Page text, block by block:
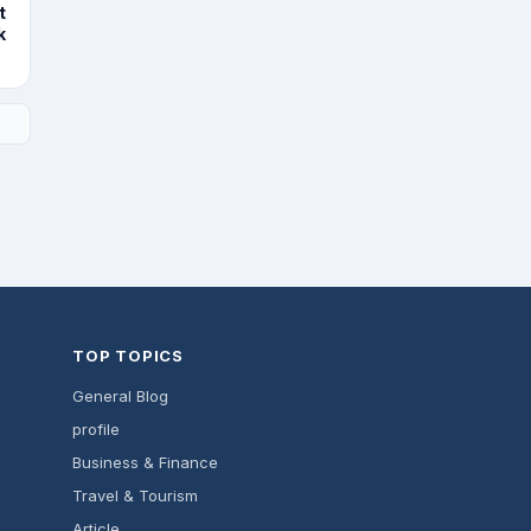
TOP TOPICS
General Blog
profile
Business & Finance
Travel & Tourism